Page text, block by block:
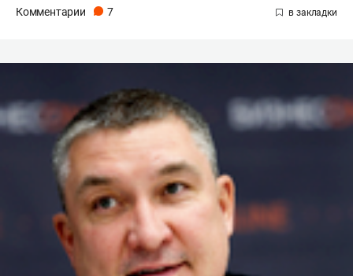
Комментарии 7